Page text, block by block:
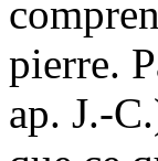
pierre.
ap. J.-